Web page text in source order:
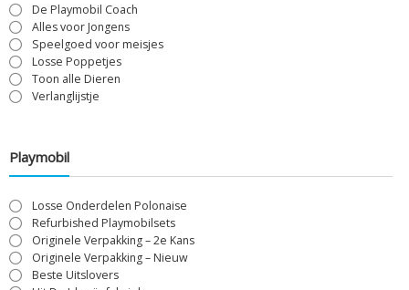
De Playmobil Coach
Alles voor Jongens
Speelgoed voor meisjes
Losse Poppetjes
Toon alle Dieren
Verlanglijstje
Playmobil
Losse Onderdelen Polonaise
Refurbished Playmobilsets
Originele Verpakking – 2e Kans
Originele Verpakking – Nieuw
Beste Uitslovers